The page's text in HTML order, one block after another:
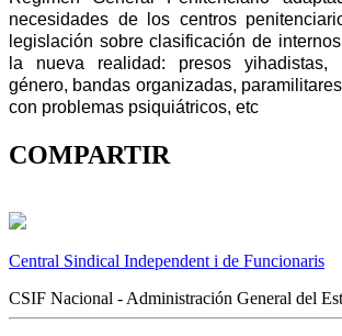
necesidades de los centros
legislación sobre clasificación de
la nueva realidad: presos
género, bandas organizadas,
con problemas psiquiátricos, etc
COMPARTIR
Central Sindical Independent i de Funcionaris
CSIF Nacional - Administración General del